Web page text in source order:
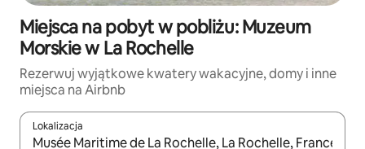
Miejsca na pobyt w pobliżu: Muzeum
Morskie w La Rochelle
Rezerwuj wyjątkowe kwatery wakacyjne, domy i inne
miejsca na Airbnb
Lokalizacja
Gdy wyniki będą dostępne, możesz poruszać się po nich za